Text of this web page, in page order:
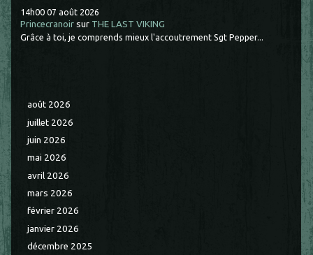
14h00 07 août 2026
Princecranoir sur THE LAST VIKING
Grâce à toi, je comprends mieux l'accoutrement Sgt Pepper...
août 2026
juillet 2026
juin 2026
mai 2026
avril 2026
mars 2026
février 2026
janvier 2026
décembre 2025